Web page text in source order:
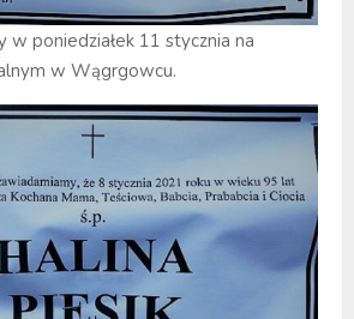
w poniedziałek 11 stycznia na
w Wągrgowcu.